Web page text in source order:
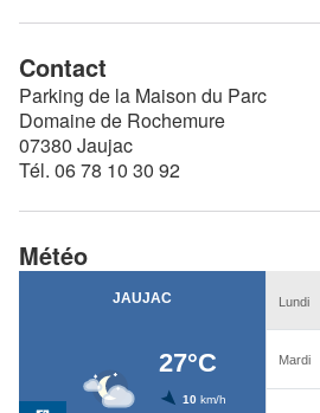
Contact
Parking de la Maison du Parc
Domaine de Rochemure
07380 Jaujac
Tél. 06 78 10 30 92
Météo